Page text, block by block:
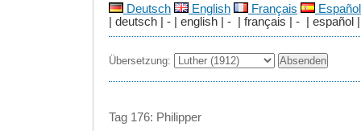
Deutsch English Français
Español
| deutsch | - | english | - | français | - | español |
Übersetzung:
Tag 176: Philipper